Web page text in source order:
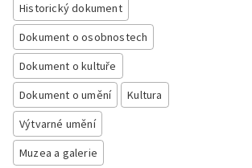
Historický dokument
Dokument o osobnostech
Dokument o kultuře
Dokument o umění
Kultura
Výtvarné umění
Muzea a galerie